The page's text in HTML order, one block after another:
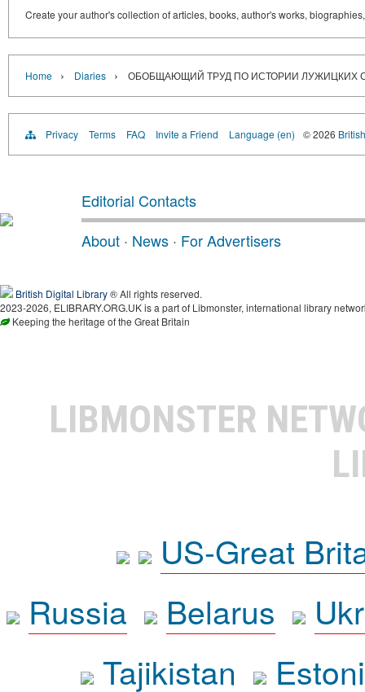
Create your author's collection of articles, books, author's works,
Home › Diaries › ОБОБЩАЮЩИЙ ТРУД ПО ИСТОРИИ ЛУЖИЦКИХ
Privacy Terms FAQ Invite a Friend Language (en) © 2026
Editorial Contacts
About · News · For Advertisers
British Digital Library® All rights reserved.
2023-2026, ELIBRARY.ORG.UK is a part of Libmonster, international library
Keeping the heritage of the Great Britain
LIBMONSTER
US-Great
Russia
Belarus
Tajikistan